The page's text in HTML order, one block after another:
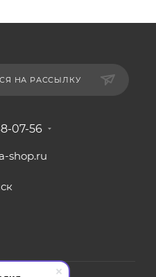
НА РАССЫЛКУ
07-56
shop.ru